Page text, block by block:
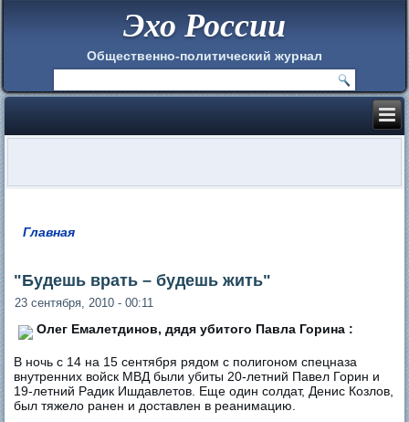
Эхо России
Общественно-политический журнал
Главная
"Будешь врать – будешь жить"
23 сентября, 2010 - 00:11
Олег Емалетдинов, дядя убитого Павла Горина :
В ночь с 14 на 15 сентября рядом с полигоном спецназа
внутренних войск МВД были убиты 20-летний Павел Горин и
19-летний Радик Ишдавлетов. Еще один солдат, Денис Козлов,
был тяжело ранен и доставлен в реанимацию.